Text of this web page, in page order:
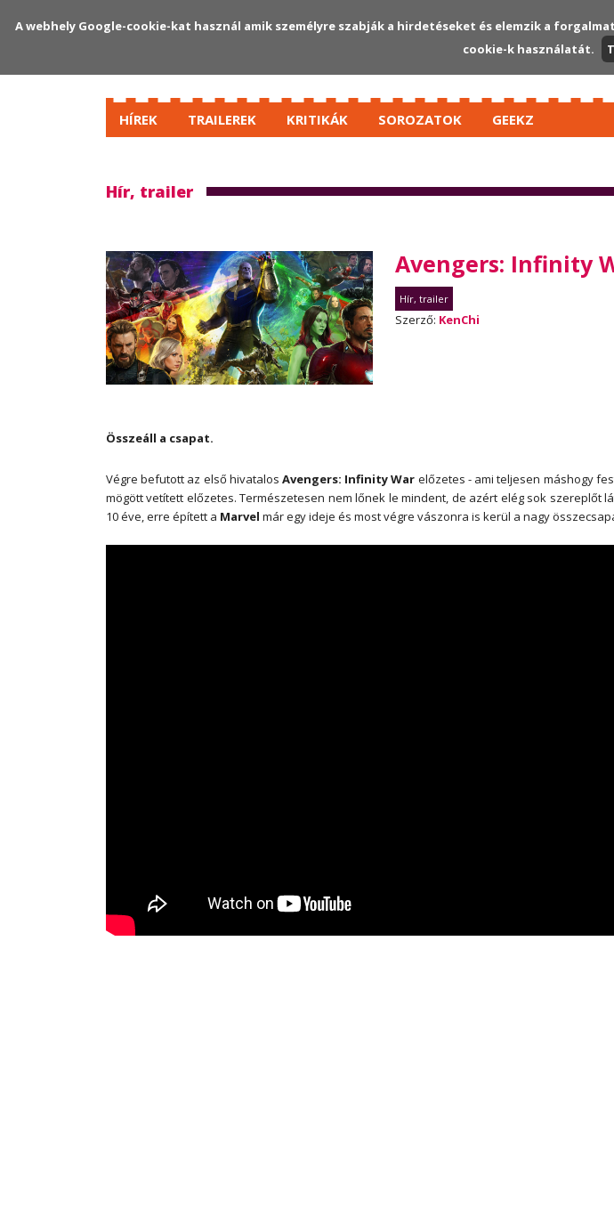
HÍREK TRAILEREK KRITIKÁK SOROZATOK GEEKZ
Hír, trailer
Avengers: Infinity
Hír, trailer
Szerző: KenChi
Összeáll a csapat.
Végre befutott az első hivatalosAvengers: Infinity War előzetes - ami teljesen máshogy
mögött vetített előzetes. Természetesen nem lőnek le mindent, de azért elég sok szereplőt
10 éve, erre épített a Marvel már egy ideje és most végre vászonra is kerül a nagy
A webhely Google-cookie-kat használ amik személyre szabják a hirdetéseket és elemzik a
cookie-k használatát.